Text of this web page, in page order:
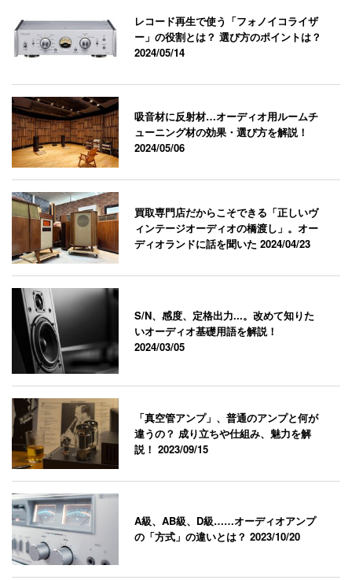
レコード再生で使う「フォノイコライザ
ー」の役割とは？ 選び方のポイントは？
2024/05/14
吸音材に反射材…オーディオ用ルームチ
ューニング材の効果・選び方を解説！
2024/05/06
買取専門店だからこそできる「正しいヴ
ィンテージオーディオの橋渡し」。オー
ディオランドに話を聞いた2024/04/23
S/N、感度、定格出力...。改めて知りた
いオーディオ基礎用語を解説！
2024/03/05
「真空管アンプ」、普通のアンプと何が
違うの？ 成り立ちや仕組み、魅力を解
説！2023/09/15
A級、AB級、D級……オーディオアンプ
の「方式」の違いとは？2023/10/20